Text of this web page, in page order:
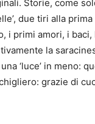
Storie, come
due tiri alla
i primi amori, i
la
‘luce’ in meno:
grazie di